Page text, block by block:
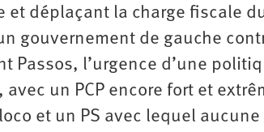
déplaçant la charge fiscale
gouvernement de gauche
Passos, l’urgence d’une
un PCP encore fort et
et un PS avec lequel